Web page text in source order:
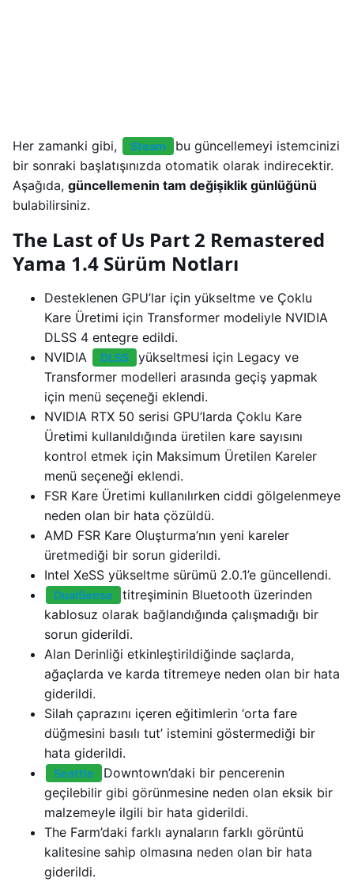
Her zamanki gibi, Steam
bu güncellemeyi istemcinizi
bir sonraki başlatışınızda otomatik olarak indirecektir.
Aşağıda, güncellemenin tam değişiklik günlüğünü
bulabilirsiniz.
The Last of Us Part 2 Remastered
Yama 1.4 Sürüm Notları
Desteklenen GPU’lar için yükseltme ve Çoklu
Kare Üretimi için Transformer modeliyle NVIDIA
DLSS 4 entegre edildi.
NVIDIA
DLSS
yükseltmesi için Legacy ve
Transformer modelleri arasında geçiş yapmak
için menü seçeneği eklendi.
NVIDIA RTX 50 serisi GPU’larda Çoklu Kare
Üretimi kullanıldığında üretilen kare sayısını
kontrol etmek için Maksimum Üretilen Kareler
menü seçeneği eklendi.
FSR Kare Üretimi kullanılırken ciddi gölgelenmeye
neden olan bir hata çözüldü.
AMD FSR Kare Oluşturma’nın yeni kareler
üretmediği bir sorun giderildi.
Intel XeSS yükseltme sürümü 2.0.1’e güncellendi.
DualSense
titreşiminin Bluetooth üzerinden
kablosuz olarak bağlandığında çalışmadığı bir
sorun giderildi.
Alan Derinliği etkinleştirildiğinde saçlarda,
ağaçlarda ve karda titremeye neden olan bir hata
giderildi.
Silah çaprazını içeren eğitimlerin ‘orta fare
düğmesini basılı tut’ istemini göstermediği bir
hata giderildi.
Seattle
Downtown’daki bir pencerenin
geçilebilir gibi görünmesine neden olan eksik bir
malzemeyle ilgili bir hata giderildi.
The Farm’daki farklı aynaların farklı görüntü
kalitesine sahip olmasına neden olan bir hata
giderildi.